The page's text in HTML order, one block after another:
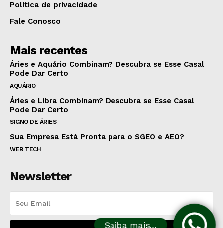
Política de privacidade
Fale Conosco
Mais recentes
Áries e Aquário Combinam? Descubra se Esse Casal
Pode Dar Certo
AQUÁRIO
Áries e Libra Combinam? Descubra se Esse Casal
Pode Dar Certo
SIGNO DE ÁRIES
Sua Empresa Está Pronta para o SGEO e AEO?
WEB TECH
Newsletter